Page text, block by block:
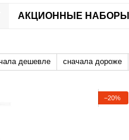
АКЦИОННЫЕ НАБОРЫ
дешевле сначала дороже
−20%